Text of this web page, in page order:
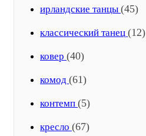
ирландские танцы (45)
классический танец (12)
ковер (40)
комод (61)
контемп (5)
кресло (67)